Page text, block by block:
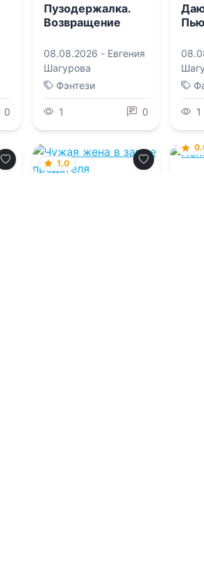
0
Пузодержалка.
Возвращение
08.08.2026 - Евгения
Шагурова
Фэнтези
1 0 1
1.0